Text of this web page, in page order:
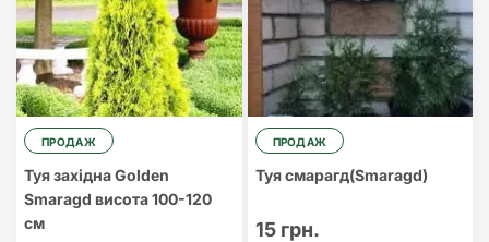
ПРОДАЖ
Туя західна Golden
Smaragd висота 100-120
см
ПРОДАЖ
Туя смарагд(Smaragd)
15 грн.